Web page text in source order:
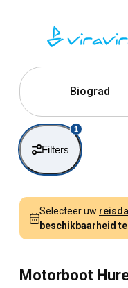
Biograd
Filters
1
Selecteer uw
beschikbaarheid
Motorboot